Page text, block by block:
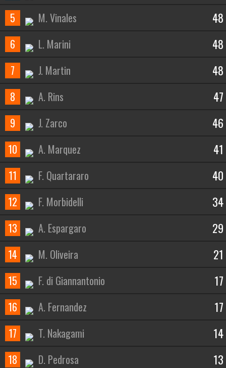
5 M. Vinales 48
6 L. Marini 48
7 J. Martin 48
8 A. Rins 47
9 J. Zarco 46
10 A. Marquez 41
11 F. Quartararo 40
12 F. Morbidelli 34
13 A. Espargaro 29
14 M. Oliveira 21
15 F. di Giannantonio 17
16 A. Fernandez 17
17 T. Nakagami 14
18 D. Pedrosa 13